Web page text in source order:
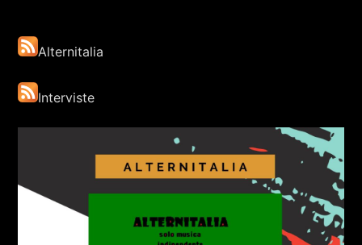
Alternitalia
Interviste